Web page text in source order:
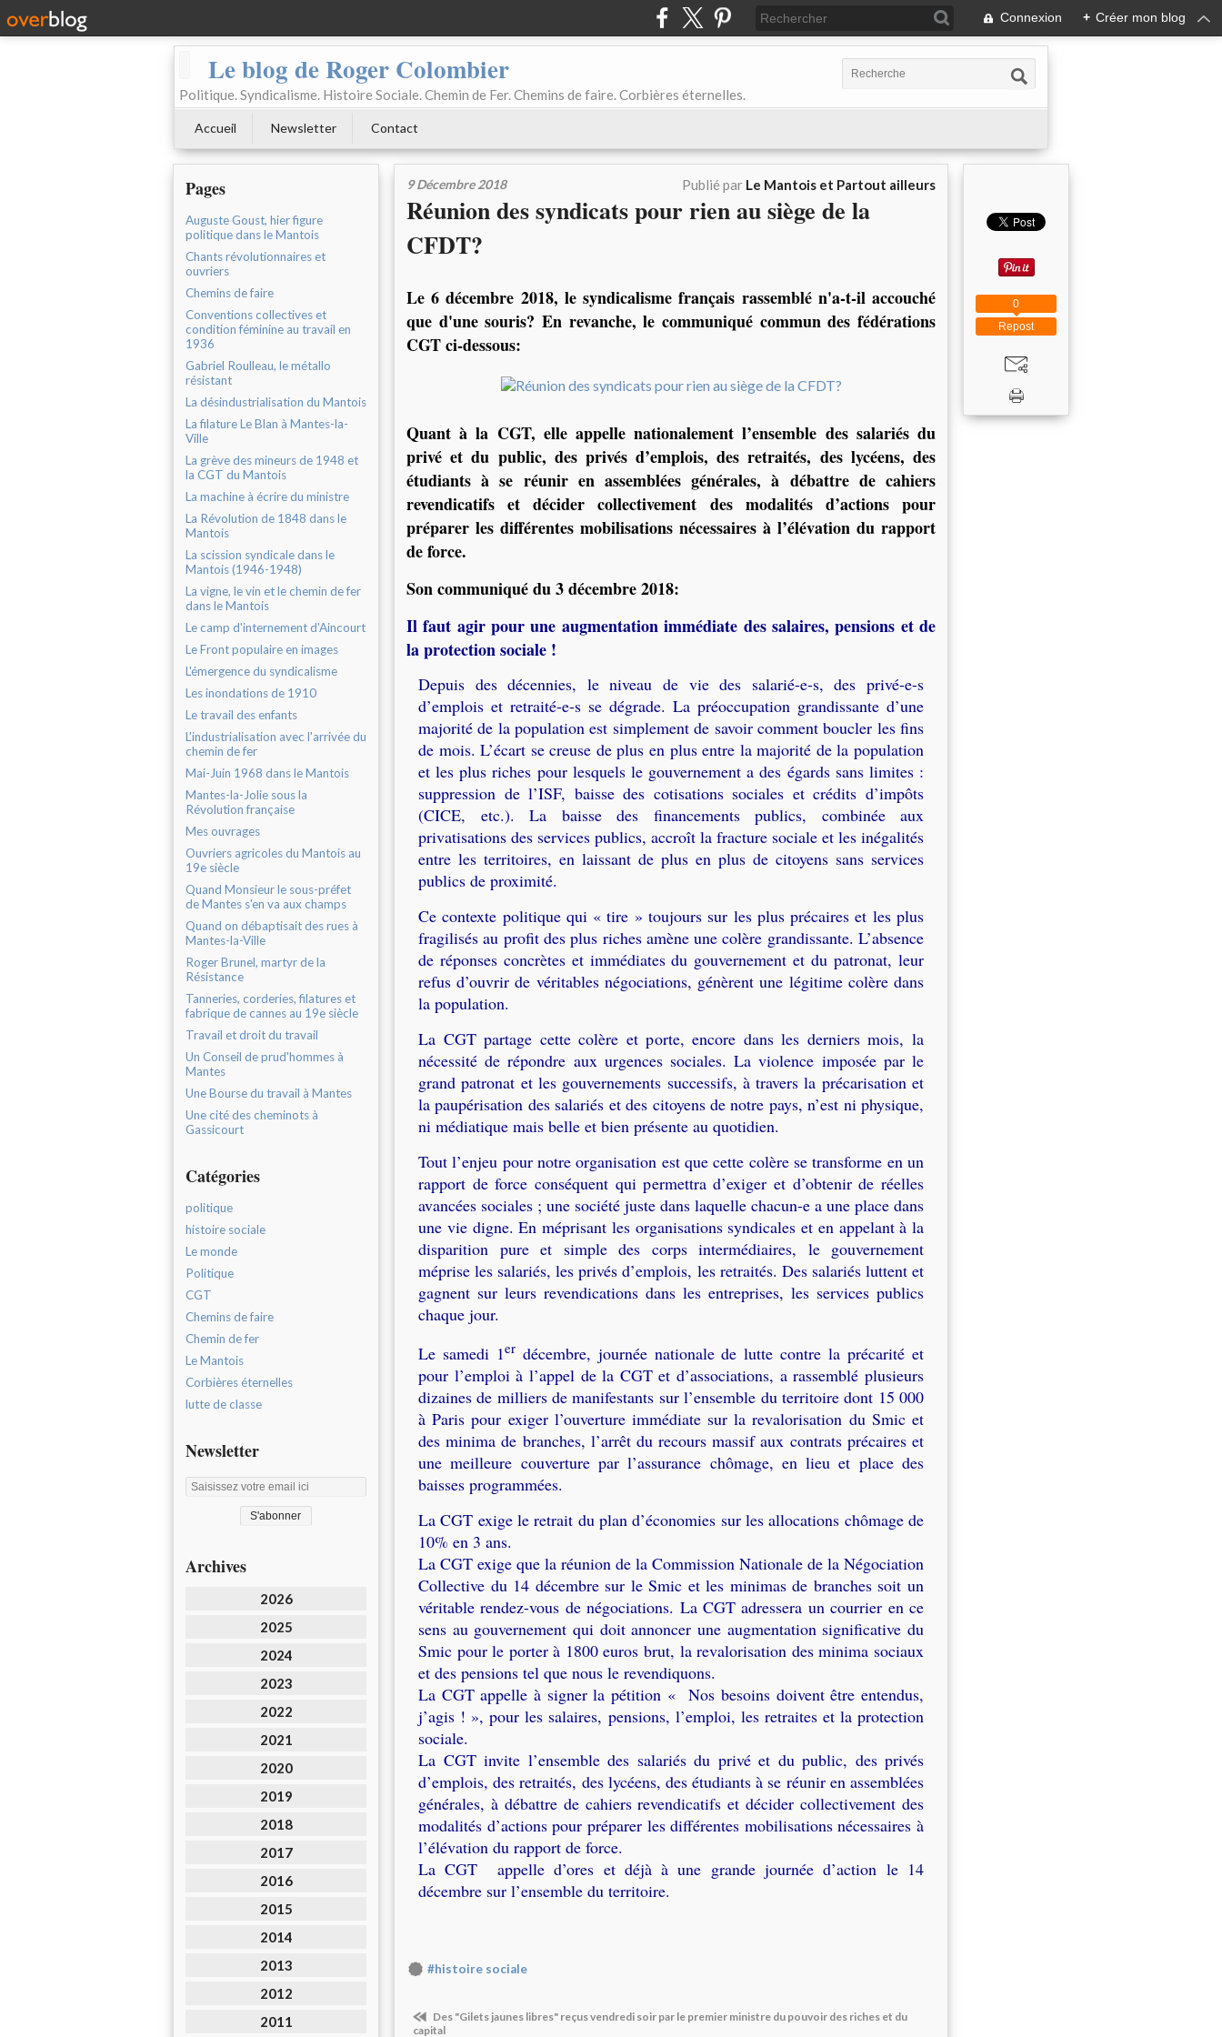
Connexion + Créer mon blog
Le blog de Roger Colombier
Politique. Syndicalisme. Histoire Sociale. Chemin de Fer. Chemins de faire. Corbières éternelles.
Accueil Newsletter Contact
Pages
Auguste Goust, hier figure
politique dans le Mantois
Chants révolutionnaires et
ouvriers
Chemins de faire
Conventions collectives et
condition féminine au travail en
1936
Gabriel Roulleau, le métallo
résistant
La désindustrialisation du Mantois
La filature Le Blan à Mantes-la-
Ville
La grève des mineurs de 1948 et
la CGT du Mantois
La machine à écrire du ministre
La Révolution de 1848 dans le
Mantois
La scission syndicale dans le
Mantois (1946-1948)
La vigne, le vin et le chemin de fer
dans le Mantois
Le camp d'internement d'Aincourt
Le Front populaire en images
L'émergence du syndicalisme
Les inondations de 1910
Le travail des enfants
L'industrialisation avec l'arrivée du
chemin de fer
Mai-Juin 1968 dans le Mantois
Mantes-la-Jolie sous la
Révolution française
Mes ouvrages
Ouvriers agricoles du Mantois au
19e siècle
Quand Monsieur le sous-préfet
de Mantes s'en va aux champs
Quand on débaptisait des rues à
Mantes-la-Ville
Roger Brunel, martyr de la
Résistance
Tanneries, corderies, filatures et
fabrique de cannes au 19e siècle
Travail et droit du travail
Un Conseil de prud'hommes à
Mantes
Une Bourse du travail à Mantes
Une cité des cheminots à
Gassicourt
Catégories
politique
histoire sociale
Le monde
Politique
CGT
Chemins de faire
Chemin de fer
Le Mantois
Corbières éternelles
lutte de classe
Newsletter
Archives
2026
2025
2024
2023
2022
2021
2020
2019
2018
2017
2016
2015
2014
2013
2012
2011
9 Décembre 2018 Publié par Le Mantois et Partout ailleurs
Réunion des syndicats pour rien au siège de la
CFDT?
Le 6 décembre 2018, le syndicalisme français rassemblé n'a-t-il accouché
que d'une souris? En revanche, le communiqué commun des fédérations
CGT ci-dessous:
Quant à la CGT, elle appelle nationalement l’ensemble des salariés du
privé et du public, des privés d’emplois, des retraités, des lycéens, des
étudiants à se réunir en assemblées générales, à débattre de cahiers
revendicatifs et décider collectivement des modalités d’actions pour
préparer les différentes mobilisations nécessaires à l’élévation du rapport
de force.
Son communiqué du 3 décembre 2018:
Il faut agir pour une augmentation immédiate des salaires, pensions et de
la protection sociale !
Depuis des décennies, le niveau de vie des salarié-e-s, des privé-e-s
d’emplois et retraité-e-s se dégrade. La préoccupation grandissante d’une
majorité de la population est simplement de savoir comment boucler les fins
de mois. L’écart se creuse de plus en plus entre la majorité de la population
et les plus riches pour lesquels le gouvernement a des égards sans limites :
suppression de l’ISF, baisse des cotisations sociales et crédits d’impôts
(CICE, etc.). La baisse des financements publics, combinée aux
privatisations des services publics, accroît la fracture sociale et les inégalités
entre les territoires, en laissant de plus en plus de citoyens sans services
publics de proximité.
Ce contexte politique qui « tire » toujours sur les plus précaires et les plus
fragilisés au profit des plus riches amène une colère grandissante. L’absence
de réponses concrètes et immédiates du gouvernement et du patronat, leur
refus d’ouvrir de véritables négociations, génèrent une légitime colère dans
la population.
La CGT partage cette colère et porte, encore dans les derniers mois, la
nécessité de répondre aux urgences sociales. La violence imposée par le
grand patronat et les gouvernements successifs, à travers la précarisation et
la paupérisation des salariés et des citoyens de notre pays, n’est ni physique,
ni médiatique mais belle et bien présente au quotidien.
Tout l’enjeu pour notre organisation est que cette colère se transforme en un
rapport de force conséquent qui permettra d’exiger et d’obtenir de réelles
avancées sociales ; une société juste dans laquelle chacun-e a une place dans
une vie digne. En méprisant les organisations syndicales et en appelant à la
disparition pure et simple des corps intermédiaires, le gouvernement
méprise les salariés, les privés d’emplois, les retraités. Des salariés luttent et
gagnent sur leurs revendications dans les entreprises, les services publics
chaque jour.
Le samedi 1erdécembre, journée nationale de lutte contre la précarité et
pour l’emploi à l’appel de la CGT et d’associations, a rassemblé plusieurs
dizaines de milliers de manifestants sur l’ensemble du territoire dont 15 000
à Paris pour exiger l’ouverture immédiate sur la revalorisation du Smic et
des minima de branches, l’arrêt du recours massif aux contrats précaires et
une meilleure couverture par l’assurance chômage, en lieu et place des
baisses programmées.
La CGT exige le retrait du plan d’économies sur les allocations chômage de
10% en 3 ans.
La CGT exige que la réunion de la Commission Nationale de la Négociation
Collective du 14 décembre sur le Smic et les minimas de branches soit un
véritable rendez-vous de négociations. La CGT adressera un courrier en ce
sens au gouvernement qui doit annoncer une augmentation significative du
Smic pour le porter à 1800 euros brut, la revalorisation des minima sociaux
et des pensions tel que nous le revendiquons.
La CGT appelle à signer la pétition «Nos besoins doivent être entendus,
j’agis ! », pour les salaires, pensions, l’emploi, les retraites et la protection
sociale.
La CGT invite l’ensemble des salariés du privé et du public, des privés
d’emplois, des retraités, des lycéens, des étudiants à se réunir en assemblées
générales, à débattre de cahiers revendicatifs et décider collectivement des
modalités d’actions pour préparer les différentes mobilisations nécessaires à
l’élévation du rapport de force.
La CGT appelle d’ores et déjà à une grande journée d’action le 14
décembre sur l’ensemble du territoire.
#histoire sociale
Des "Gilets jaunes libres" reçus vendredi soir par le premier ministre du pouvoir des riches et du
capital
Repost
0